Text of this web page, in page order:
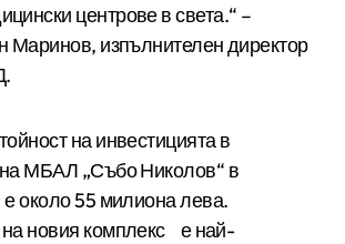
центрове в света.“ –
Маринов, изпълнителен директор
на инвестицията в
МБАЛ „Събо Николов“ в
около 55 милиона лева.
новия комплекс е най-